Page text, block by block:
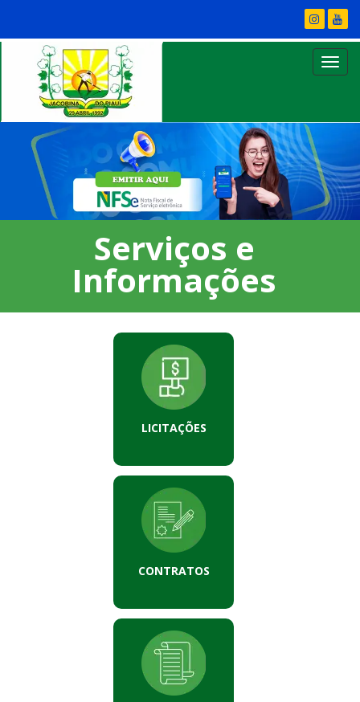
Serviços e
Informações
LICITAÇÕES
CONTRATOS